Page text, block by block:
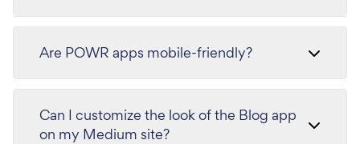
Are POWR apps mobile-friendly?
Can I customize the look of the Blog app
on my Medium site?